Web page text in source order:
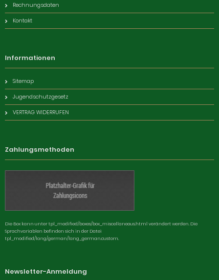
Rechnungsdaten
Kontakt
Informationen
Sitemap
Jugendschutzgesetz
VERTRAG WIDERRUFEN
Zahlungsmethoden
Die Box kann unter tpl_modified/boxes/box_miscellaneous.html verändert werden. Die
Sprachvariablen befinden sich in der Datei
tpl_modified/lang/german/lang_german.custom.
Newsletter-Anmeldung